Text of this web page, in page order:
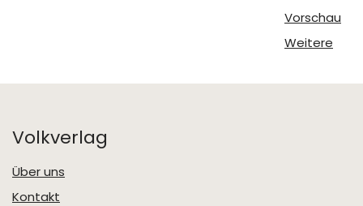
Vorschau
Weitere
Volkverlag
Über uns
Kontakt